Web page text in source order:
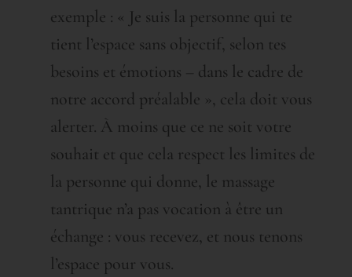
exemple : « Je suis la personne qui te
tient l’espace sans objectif, selon tes
besoins et émotions – dans le cadre de
notre accord préalable », cela doit vous
alerter. À moins que ce ne soit votre
souhait et que cela respect les limites de
la personne qui donne, le massage
tantrique n’a pas vocation à être un
échange : vous recevez, et nous tenons
l’espace pour vous.